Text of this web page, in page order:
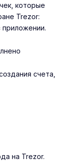
которые
Trezor:
счета,
на Trezor.